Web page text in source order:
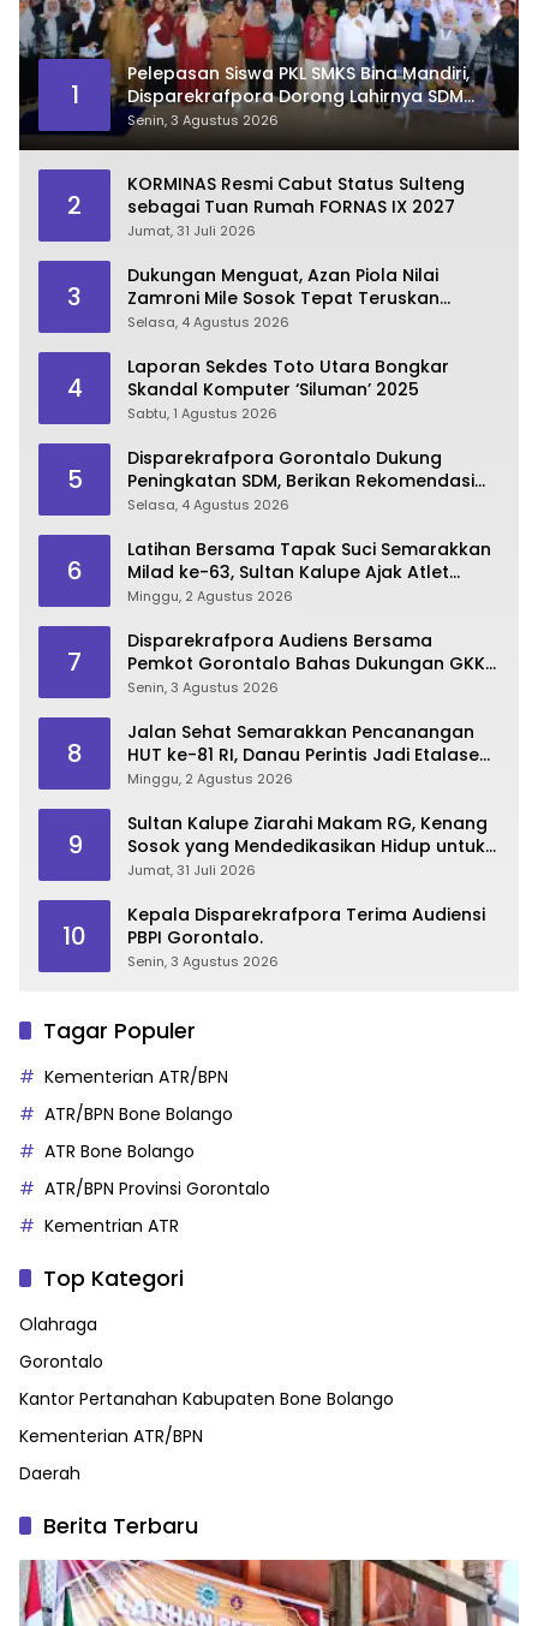
1
Pelepasan Siswa PKL SMKS Bina Mandiri,
Disparekrafpora Dorong Lahirnya SDM
Pariwisata Unggul
Senin, 3 Agustus 2026
2
KORMINAS Resmi Cabut Status Sulteng
sebagai Tuan Rumah FORNAS IX 2027
Jumat, 31 Juli 2026
3
Dukungan Menguat, Azan Piola Nilai
Zamroni Mile Sosok Tepat Teruskan
Pembangunan Bone Bolango
Selasa, 4 Agustus 2026
4
Laporan Sekdes Toto Utara Bongkar
Skandal Komputer ‘Siluman’ 2025
Sabtu, 1 Agustus 2026
5
Disparekrafpora Gorontalo Dukung
Peningkatan SDM, Berikan Rekomendasi
Studi S3 bagi Pegawai
Selasa, 4 Agustus 2026
6
Latihan Bersama Tapak Suci Semarakkan
Milad ke-63, Sultan Kalupe Ajak Atlet
Lestarikan Budaya Bela Diri
Minggu, 2 Agustus 2026
7
Disparekrafpora Audiens Bersama
Pemkot Gorontalo Bahas Dukungan GKK
2026
Senin, 3 Agustus 2026
8
Jalan Sehat Semarakkan Pencanangan
HUT ke-81 RI, Danau Perintis Jadi Etalase
Wisata Gorontalo
Minggu, 2 Agustus 2026
9
Sultan Kalupe Ziarahi Makam RG, Kenang
Sosok yang Mendedikasikan Hidup untuk
Gorontalo
Jumat, 31 Juli 2026
10
Kepala Disparekrafpora Terima Audiensi
PBPI Gorontalo.
Senin, 3 Agustus 2026
Tagar Populer
Kementerian ATR/BPN
ATR/BPN Bone Bolango
ATR Bone Bolango
ATR/BPN Provinsi Gorontalo
Kementrian ATR
Top Kategori
Olahraga
Gorontalo
Kantor Pertanahan Kabupaten Bone Bolango
Kementerian ATR/BPN
Daerah
Berita Terbaru